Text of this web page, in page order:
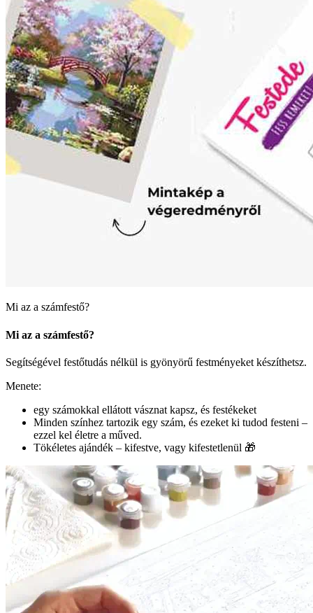
Mi az a számfestő?
Mi az a számfestő?
Segítségével festőtudás nélkül is gyönyörű festményeket készíthetsz.
Menete:
egy számokkal ellátott vásznat kapsz, és festékeket
Minden színhez tartozik egy szám, és ezeket ki tudod festeni –
ezzel kel életre a műved.
Tökéletes ajándék – kifestve, vagy kifestetlenül 🎁